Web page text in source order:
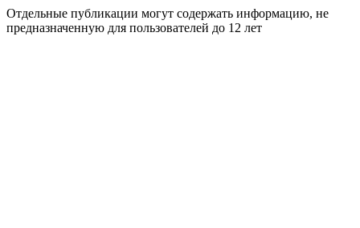
Отдельные публикации могут содержать информацию, не
предназначенную для пользователей до 12 лет